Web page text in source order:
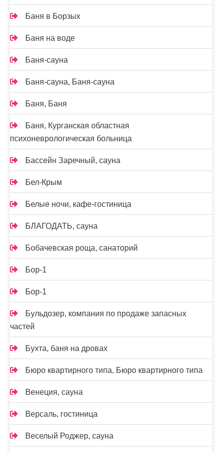
Баня в Борзых
Баня на воде
Баня-сауна
Баня-сауна, Баня-сауна
Баня, Баня
Баня, Курганская областная
психоневрологическая больница
Бассейн Заречный, сауна
Бел-Крым
Белые ночи, кафе-гостиница
БЛАГОДАТЬ, сауна
Бобачевская роща, санаторий
Бор-1
Бор-1
Бульдозер, компания по продаже запасных
частей
Бухта, баня на дровах
Бюро квартирного типа, Бюро квартирного типа
Венеция, сауна
Версаль, гостиница
Веселый Роджер, сауна